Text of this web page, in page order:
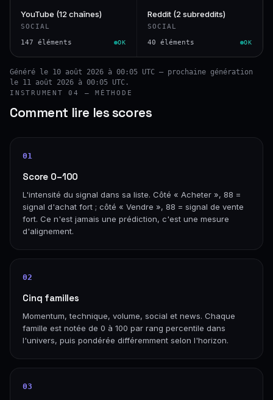
YouTube (12 chaînes)
SOCIAL
147 éléments OK
Reddit (2 subreddits)
SOCIAL
40 éléments OK
Généré le 10 août 2026 à 00:05 UTC — prochaine génération
le 11 août 2026 à 00:05 UTC.
INSTRUMENT 04 — MÉTHODE
Comment lire les scores
01
Score 0–100
L'intensité du signal dans sa liste. Côté « Acheter », 88 =
signal d'achat fort ; côté « Vendre », 88 = signal de vente
fort. Ce n'est jamais une prédiction, c'est une mesure
d'alignement.
02
Cinq familles
Momentum, technique, volume, social et news. Chaque
famille est notée de 0 à 100 par rang percentile dans
l'univers, puis pondérée différemment selon l'horizon.
03